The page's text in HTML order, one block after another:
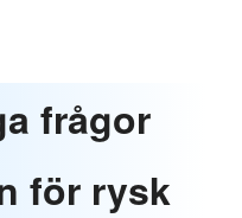
frågor
för rysk